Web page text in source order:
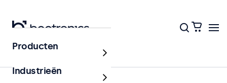
Home
Producten
Industrieën